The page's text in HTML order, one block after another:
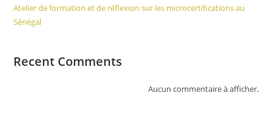
Atelier de formation et de réflexion sur les microcertifications au
Sénégal
Recent Comments
Aucun commentaire à afficher.